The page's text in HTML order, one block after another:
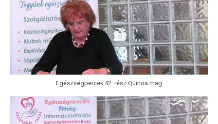
Egészségpercek 42. rész Quinoa mag